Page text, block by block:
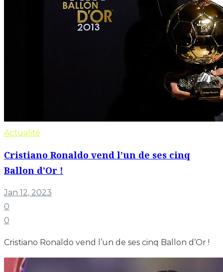
Actualité
Cristiano Ronaldo vend l’un de ses cinq
Ballon d’Or !
Jan 12, 2023
0
0
Cristiano Ronaldo vend l’un de ses cinq Ballon d’Or !